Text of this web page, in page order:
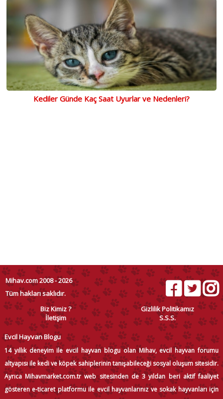
Kediler Günde Kaç Saat Uyurlar ve Nedenleri?
Mihav.com 2008 - 2026
Tüm hakları saklıdır.
Biz Kimiz ?
Gizlilik Politikamız
İletişim
S.S.S.
Evcil Hayvan Blogu
14 yıllık deneyim ile evcil hayvan blogu olan Mihav, evcil hayvan forumu
altyapısı ile kedi ve köpek sahiplerinin tanışabileceği sosyal oluşum sitesidir.
Ayrıca Mihavmarket.com.tr web sitesinden de 3 yıldan beri aktif faaliyet
gösteren e-ticaret platformu ile evcil hayvanlarınız ve sokak hayvanları için